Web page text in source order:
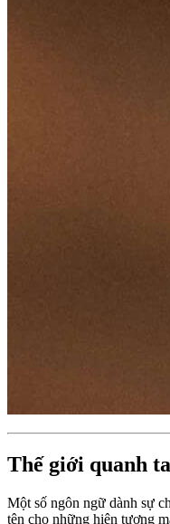
Thế giới quanh ta
Một số ngôn ngữ dành sự
tên cho những hiện tượng